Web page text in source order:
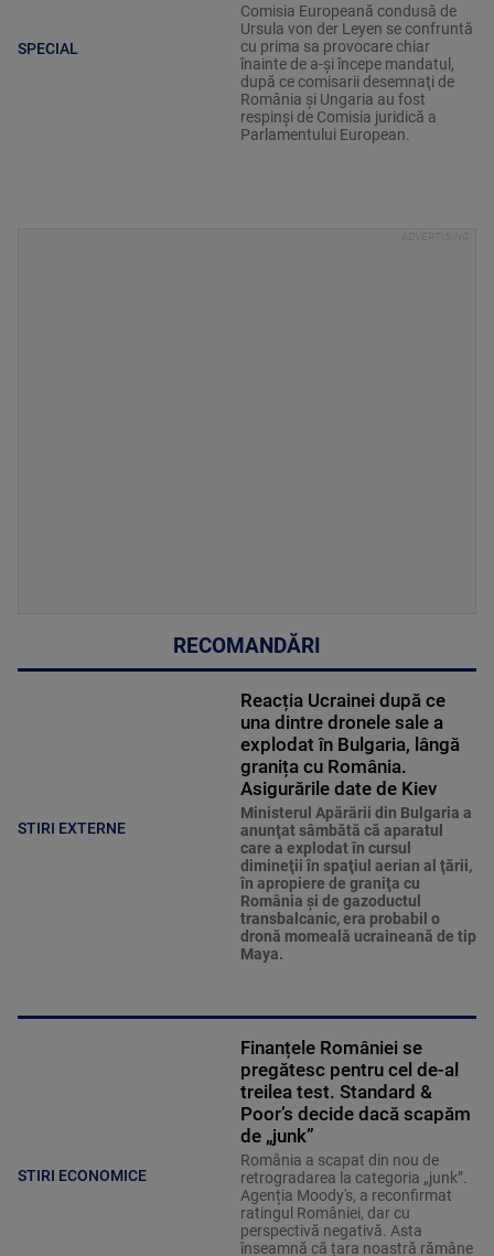
SPECIAL
Comisia Europeană condusă de
Ursula von der Leyen se confruntă
cu prima sa provocare chiar
înainte de a-şi începe mandatul,
după ce comisarii desemnaţi de
România şi Ungaria au fost
respinşi de Comisia juridică a
Parlamentului European.
RECOMANDĂRI
STIRI EXTERNE
Reacția Ucrainei după ce
una dintre dronele sale a
explodat în Bulgaria, lângă
granița cu România.
Asigurările date de Kiev
Ministerul Apărării din Bulgaria a
anunţat sâmbătă că aparatul
care a explodat în cursul
dimineţii în spaţiul aerian al ţării,
în apropiere de graniţa cu
România şi de gazoductul
transbalcanic, era probabil o
dronă momeală ucraineană de tip
Maya.
STIRI ECONOMICE
Finanțele României se
pregătesc pentru cel de-al
treilea test. Standard &
Poor’s decide dacă scapăm
de „junk”
România a scapat din nou de
retrogradarea la categoria „junk”.
Agenția Moody's, a reconfirmat
ratingul României, dar cu
perspectivă negativă. Asta
înseamnă că țara noastră rămâne